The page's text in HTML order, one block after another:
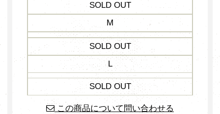
SOLD OUT
M
SOLD OUT
L
SOLD OUT
この商品について問い合わせる